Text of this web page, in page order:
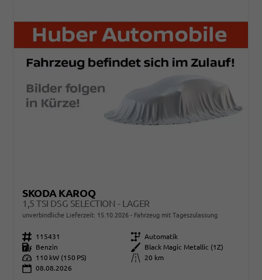
SKODA KAROQ
1,5 TSI DSG SELECTION - LAGER
unverbindliche Lieferzeit: 15.10.2026 Fahrzeug mit Tageszulassung
Fahrzeugnr. 115431 Getriebe Automatik
Kraftstoff
Benzin Außenfarbe
Black Magic Metallic (1Z)
Leistung
110 kW (150 PS) Kilometerstand
20 km
08.08.2026